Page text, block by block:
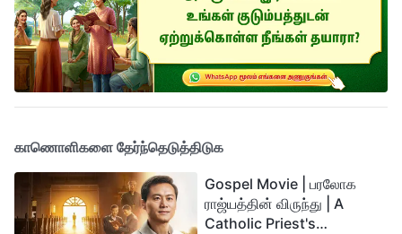
காணொளிகளை தேர்ந்தெடுத்திடுக
Gospel Movie | பரலோக
ராஜ்யத்தின் விருந்து | A
Catholic Priest's